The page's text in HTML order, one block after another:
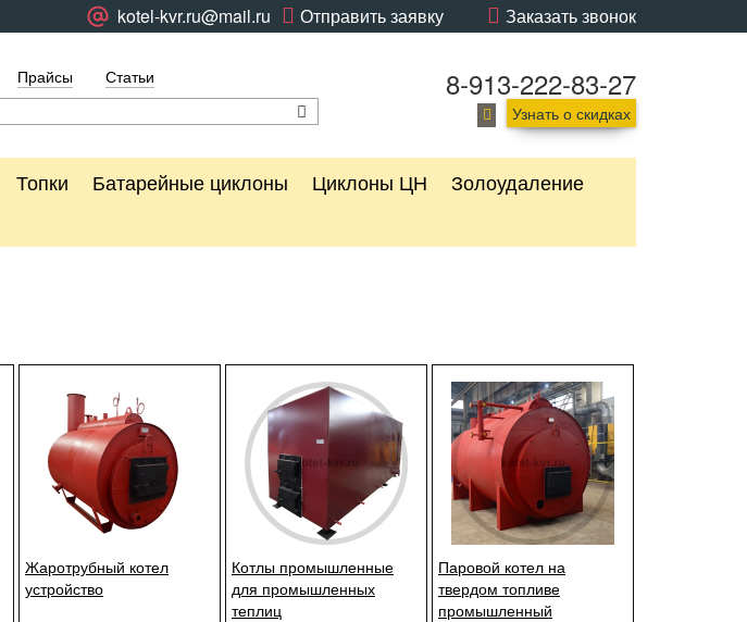
Заказать звонок
Отправить заявку
kotel-kvr.ru@mail.ru
Прайсы Статьи 8-913-222-83-27
Узнать о скидках
Топки Батарейные циклоны Циклоны ЦН
Золоудаление
Жаротрубный котел
устройство
Котлы промышленные
для промышленных
теплиц
Паровой котел на
твердом топливе
промышленный